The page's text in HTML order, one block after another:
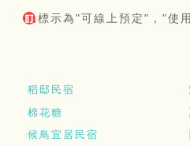
標示為"可線上預定"，"使
稻邸民宿
棉花糖
候鳥宜居民宿